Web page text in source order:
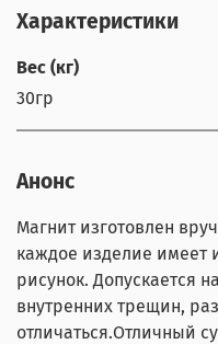
Характеристики
Вес (кг)
30гр
Анонс
Магнит изготовлен
каждое изделие имеет
рисунок. Допускается
внутренних трещин,
отличаться.Отличный